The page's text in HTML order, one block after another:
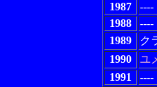
1987
----
1988
----
1989
ク
1990
ユ
1991
----